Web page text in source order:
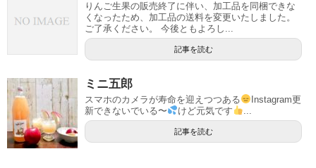
りんご生果の販売終了に伴い、加工品を同梱できな
くなったため、加工品の送料を変更いたしました。
ご了承ください。 今後ともよろし...
記事を読む
ミニ五郎
スマホのカメラが寿命を迎えつつある
Instagram更
新できないでいる〜
けど元気です ...
記事を読む